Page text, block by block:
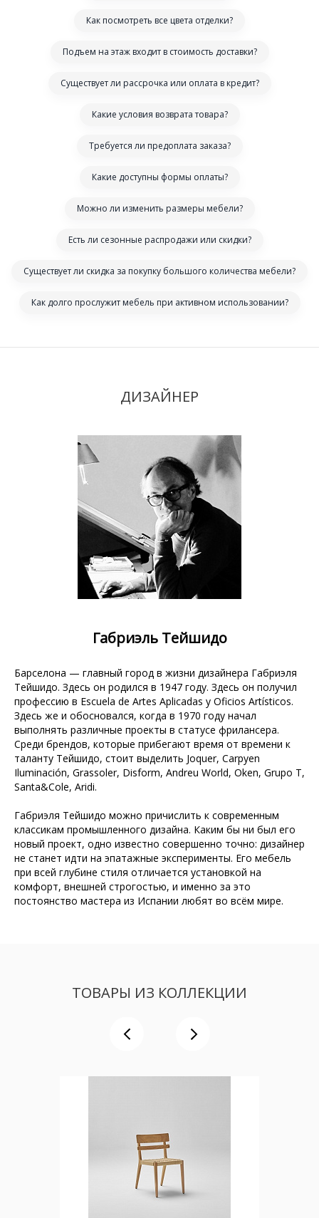
Как посмотреть все цвета отделки?
Подъем на этаж входит в стоимость доставки?
Существует ли рассрочка или оплата в кредит?
Какие условия возврата товара?
Требуется ли предоплата заказа?
Какие доступны формы оплаты?
Можно ли изменить размеры мебели?
Есть ли сезонные распродажи или скидки?
Существует ли скидка за покупку большого количества мебели?
Как долго прослужит мебель при активном использовании?
ДИЗАЙНЕР
Габриэль Тейшидо
Барселона — главный город в жизни дизайнера Габриэля
Тейшидо. Здесь он родился в 1947 году. Здесь он получил
профессию в Escuela de Artes Aplicadas y Oficios Artísticos.
Здесь же и обосновался, когда в 1970 году начал
выполнять различные проекты в статусе фрилансера.
Среди брендов, которые прибегают время от времени к
таланту Тейшидо, стоит выделить Joquer, Carpyen
Iluminación, Grassoler, Disform, Andreu World, Oken, Grupo T,
Santa&Cole, Aridi.
Габриэля Тейшидо можно причислить к современным
классикам промышленного дизайна. Каким бы ни был его
новый проект, одно известно совершенно точно: дизайнер
не станет идти на эпатажные эксперименты. Его мебель
при всей глубине стиля отличается установкой на
комфорт, внешней строгостью, и именно за это
постоянство мастера из Испании любят во всём мире.
ТОВАРЫ ИЗ КОЛЛЕКЦИИ